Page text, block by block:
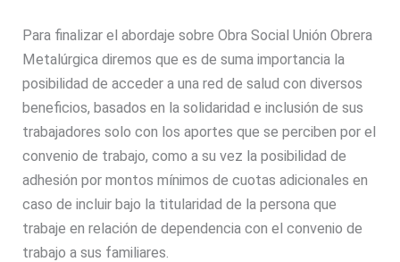
Para finalizar el abordaje sobre Obra Social Unión Obrera
Metalúrgica diremos que es de suma importancia la
posibilidad de acceder a una red de salud con diversos
beneficios, basados en la solidaridad e inclusión de sus
trabajadores solo con los aportes que se perciben por el
convenio de trabajo, como a su vez la posibilidad de
adhesión por montos mínimos de cuotas adicionales en
caso de incluir bajo la titularidad de la persona que
trabaje en relación de dependencia con el convenio de
trabajo a sus familiares.